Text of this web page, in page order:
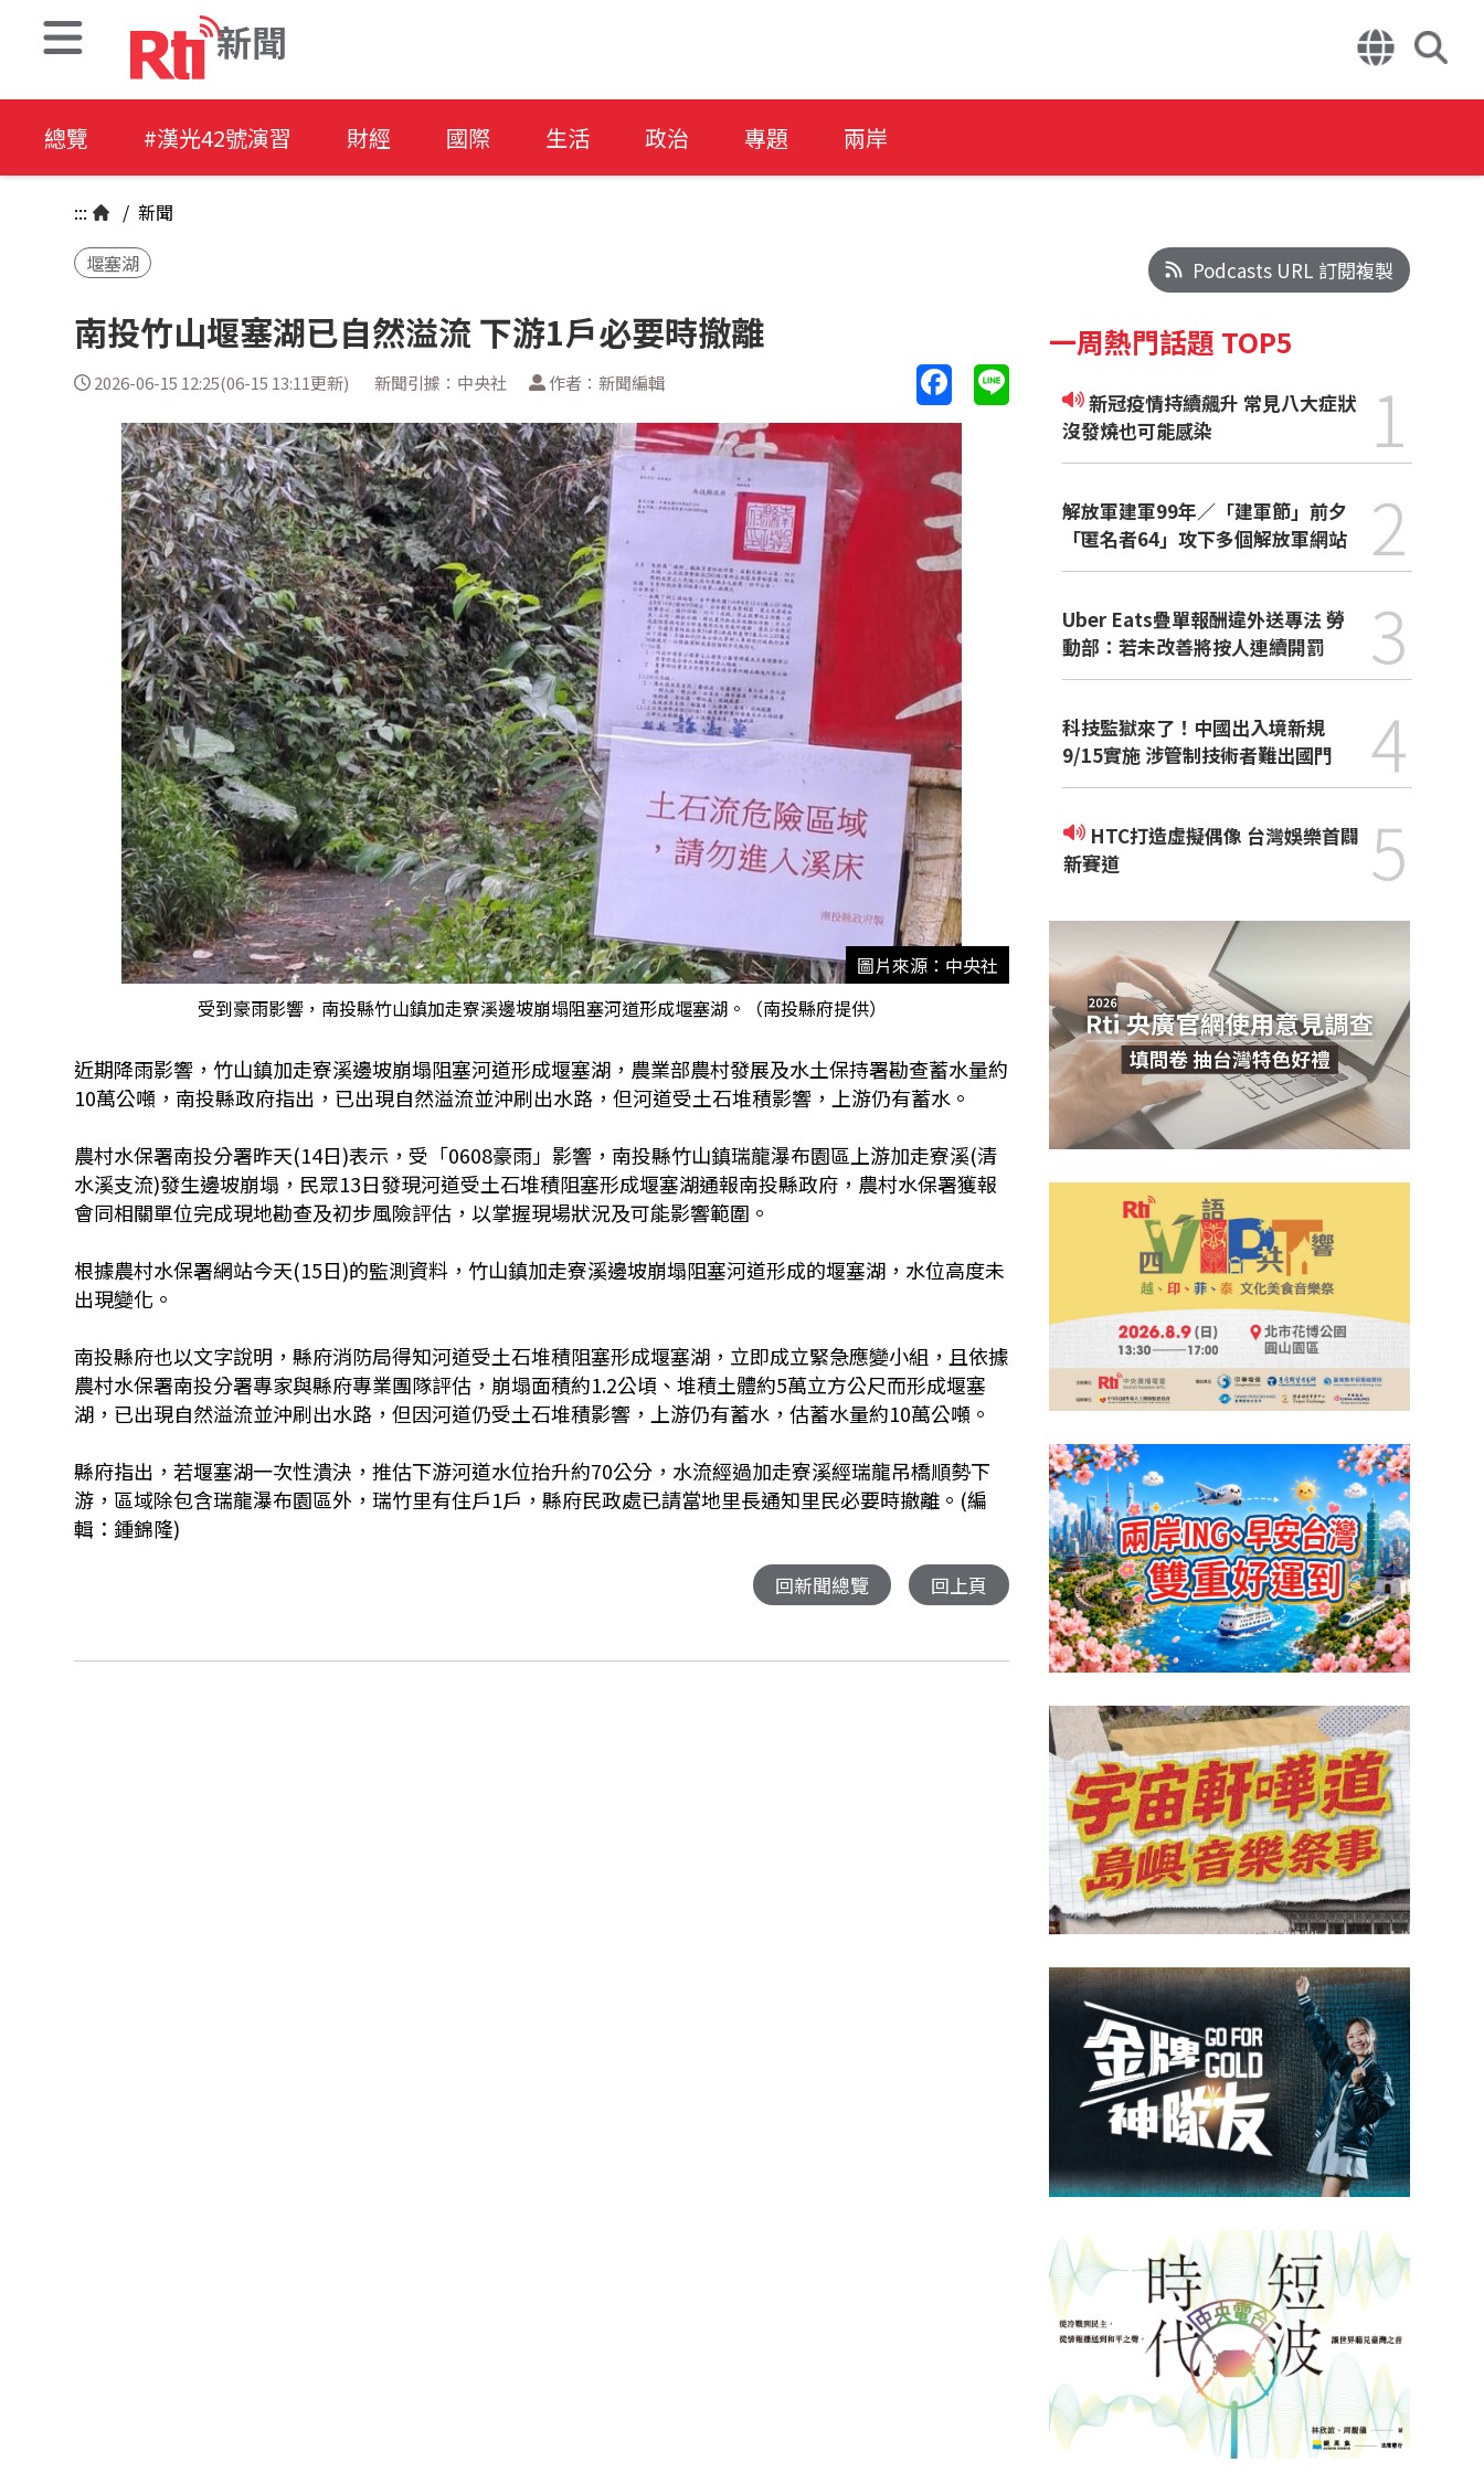
新聞
總覽 #漢光42號演習 財經 國際 生活 政治 專題 兩岸
::: / 新聞
堰塞湖
南投竹山堰塞湖已自然溢流 下游1戶必要時撤離
2026-06-15 12:25(06-15 13:11更新) 新聞引據：中央社 作者：新聞編輯
圖片來源：中央社
受到豪雨影響，南投縣竹山鎮加走寮溪邊坡崩塌阻塞河道形成堰塞湖。（南投縣府提供）
近期降雨影響，竹山鎮加走寮溪邊坡崩塌阻塞河道形成堰塞湖，農業部農村發展及水土保持署勘查蓄水量約
10萬公噸，南投縣政府指出，已出現自然溢流並沖刷出水路，但河道受土石堆積影響，上游仍有蓄水。
農村水保署南投分署昨天(14日)表示，受「0608豪雨」影響，南投縣竹山鎮瑞龍瀑布園區上游加走寮溪(清
水溪支流)發生邊坡崩塌，民眾13日發現河道受土石堆積阻塞形成堰塞湖通報南投縣政府，農村水保署獲報
會同相關單位完成現地勘查及初步風險評估，以掌握現場狀況及可能影響範圍。
根據農村水保署網站今天(15日)的監測資料，竹山鎮加走寮溪邊坡崩塌阻塞河道形成的堰塞湖，水位高度未
出現變化。
南投縣府也以文字說明，縣府消防局得知河道受土石堆積阻塞形成堰塞湖，立即成立緊急應變小組，且依據
農村水保署南投分署專家與縣府專業團隊評估，崩塌面積約1.2公頃、堆積土體約5萬立方公尺而形成堰塞
湖，已出現自然溢流並沖刷出水路，但因河道仍受土石堆積影響，上游仍有蓄水，估蓄水量約10萬公噸。
縣府指出，若堰塞湖一次性潰決，推估下游河道水位抬升約70公分，水流經過加走寮溪經瑞龍吊橋順勢下
游，區域除包含瑞龍瀑布園區外，瑞竹里有住戶1戶，縣府民政處已請當地里長通知里民必要時撤離。(編
輯：鍾錦隆)
回新聞總覽 回上頁
Podcasts URL 訂閱複製
一周熱門話題 TOP5
新冠疫情持續飆升 常見八大症狀
沒發燒也可能感染
1
解放軍建軍99年／「建軍節」前夕
「匿名者64」攻下多個解放軍網站
2
Uber Eats疊單報酬違外送專法 勞
動部：若未改善將按人連續開罰
3
科技監獄來了！中國出入境新規
9/15實施 涉管制技術者難出國門
4
新賽道
5